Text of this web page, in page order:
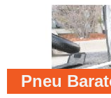
Pneu